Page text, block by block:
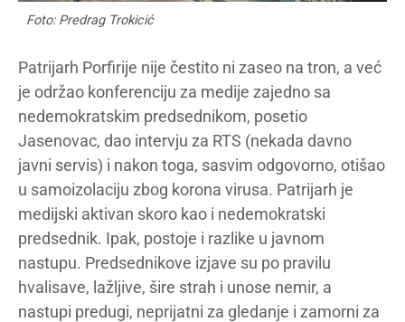
Foto: Predrag Trokicić
Patrijarh Porfirije nije čestito ni zaseo na tron, a već
je održao konferenciju za medije zajedno sa
nedemokratskim predsednikom, posetio
Jasenovac, dao intervju za RTS (nekada davno
javni servis) i nakon toga, sasvim odgovorno, otišao
u samoizolaciju zbog korona virusa. Patrijarh je
medijski aktivan skoro kao i nedemokratski
predsednik. Ipak, postoje i razlike u javnom
nastupu. Predsednikove izjave su po pravilu
hvalisave, lažljive, šire strah i unose nemir, a
nastupi predugi, neprijatni za gledanje i zamorni za